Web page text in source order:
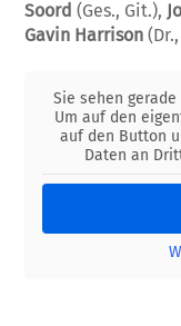
Soord (Ges., Git.),
Gavin Harrison
Sie sehen
Um auf den
auf den Button
Daten an